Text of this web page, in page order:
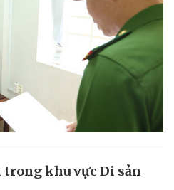
trong khu vực Di sản